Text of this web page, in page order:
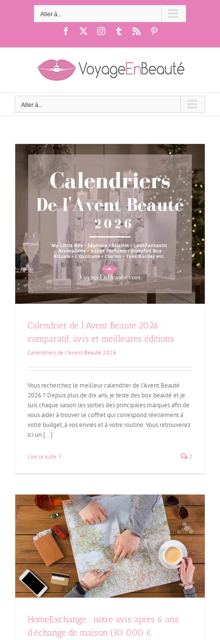
Aller à...
Facebook Instagram
Tumblr
Aller à...
Calendrier de l’Avent Beauté 2026 :
comparatif, avis et meilleures éditions
Calendriers de l'Avent Beauté 2026
Vous recherchez le meilleur calendrier de l'Avent Beauté
2026 ? Depuis plus de dix ans, je teste des box beauté et je
suis chaque saison les sorties des principales marques afin de
vous aider à trouver le coffret qui correspond réellement à
votre budget, à vos envies et à votre routine. Vous retrouverez
ici un [...]
Lire la suite 2
HomeExchange : notre avis après 6 ans
d’échange de maison (30 000 €